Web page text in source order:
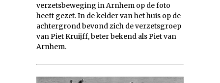
verzetsbeweging in Arnhem op de foto
heeft gezet. In de kelder van het huis op de
achtergrond bevond zich de verzetsgroep
van Piet Kruijff, beter bekend als Piet van
Arnhem.